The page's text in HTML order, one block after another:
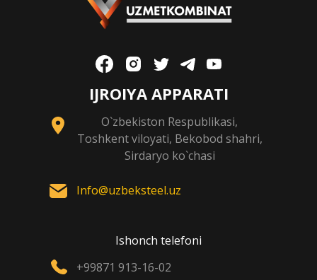
IJROIYA APPARATI
O`zbekiston Respublikasi,
Toshkent viloyati, Bekobod shahri,
Sirdaryo ko`chasi
Info@uzbeksteel.uz
Ishonch telefoni
+99871 913-16-02